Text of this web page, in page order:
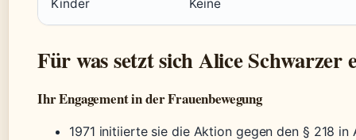
Kinder Keine
Für was setzt sich Alice Schwarzer
Ihr Engagement in der Frauenbewegung
1971 initiierte sie die Aktion gegen den § 218 in